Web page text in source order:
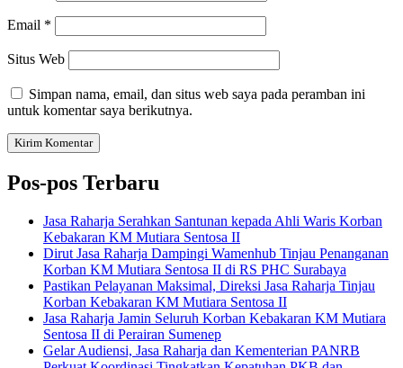
Email *
Situs Web
Simpan nama, email, dan situs web saya pada peramban ini
untuk komentar saya berikutnya.
Pos-pos Terbaru
Jasa Raharja Serahkan Santunan kepada Ahli Waris Korban
Kebakaran KM Mutiara Sentosa II
Dirut Jasa Raharja Dampingi Wamenhub Tinjau Penanganan
Korban KM Mutiara Sentosa II di RS PHC Surabaya
Pastikan Pelayanan Maksimal, Direksi Jasa Raharja Tinjau
Korban Kebakaran KM Mutiara Sentosa II
Jasa Raharja Jamin Seluruh Korban Kebakaran KM Mutiara
Sentosa II di Perairan Sumenep
Gelar Audiensi, Jasa Raharja dan Kementerian PANRB